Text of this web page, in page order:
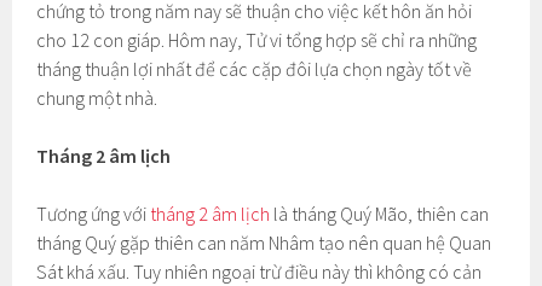
chứng tỏ trong năm nay sẽ thuận cho việc kết hôn ăn hỏi
cho 12 con giáp. Hôm nay, Tử vi tổng hợp sẽ chỉ ra những
tháng thuận lợi nhất để các cặp đôi lựa chọn ngày tốt về
chung một nhà.
Tháng 2 âm lịch
Tương ứng với tháng 2 âm lịch là tháng Quý Mão, thiên can
tháng Quý gặp thiên can năm Nhâm tạo nên quan hệ Quan
Sát khá xấu. Tuy nhiên ngoại trừ điều này thì không có cản